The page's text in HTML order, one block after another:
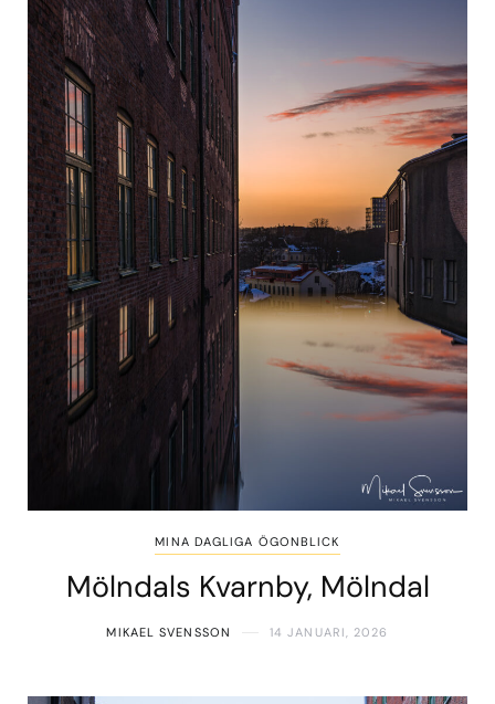
MINA DAGLIGA ÖGONBLICK
Mölndals Kvarnby, Mölndal
MIKAEL SVENSSON 14 JANUARI, 2026